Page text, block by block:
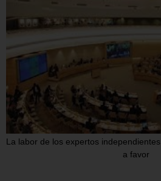
La labor de los expertos
a favor